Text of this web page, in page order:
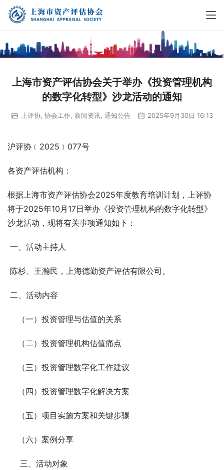
上海市资产评估协会关于举办《投资管理机构
的数字化转型》沙龙活动的通知
上评协 协会工作 新闻资讯 通知公告 2025年9月30日 16:13
沪评协﹝2025﹞077号
各资产评估机构：
根据上海市资产评估协会2025年度教育培训计划，上评协
将于2025年10月17日举办《投资管理机构的数字化转型》
沙龙活动，现将有关事项通知如下：
一、活动主持人
陈杉、王瀚民，上海德勤资产评估有限公司。
二、活动内容
（一）投资管理与估值的关系
（二）投资管理机构估值痛点
（三）投资管理数字化工作建议
（四）投资管理数字化解决方案
（五）项目实施方案和关键步骤
（六）案例分享
三、活动对象